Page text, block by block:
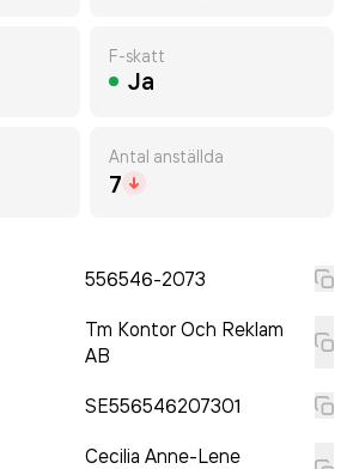
F-skatt
Ja
Antal anställda
7
556546-2073
Tm Kontor Och Reklam
AB
SE556546207301
Cecilia Anne-Lene